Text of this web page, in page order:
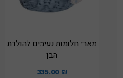
מארז חלומות נעימים להולדת
הבן
335.00 ₪